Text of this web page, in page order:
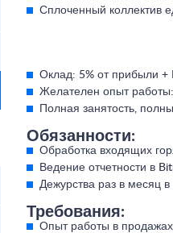
Сплоченный коллектив
Оклад: 5% от прибыли +
Желателен опыт
Полная занятость,
Обязанности:
Обработка входящих
Ведение отчетности в
Дежурства раз в месяц
Требования:
Опыт работы в